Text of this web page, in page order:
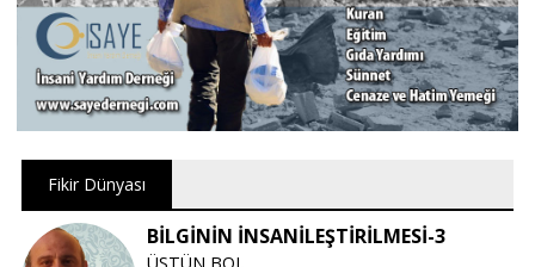
Fikir Dünyası
BİLGİNİN İNSANİLEŞTİRİLMESİ-3